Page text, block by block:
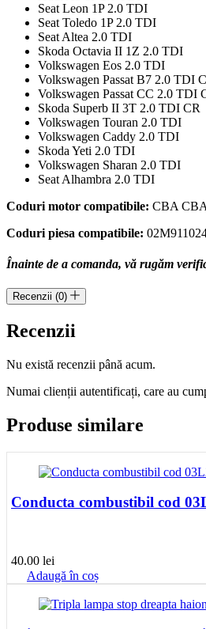
Seat Leon 1P 2.0 TDI
Seat Toledo 1P 2.0 TDI
Seat Altea 2.0 TDI
Skoda Octavia II 1Z 2.0 TDI
Volkswagen Eos 2.0 TDI
Volkswagen Passat B7 2.0 TDI
Volkswagen Passat CC 2.0 TDI
Skoda Superb II 3T 2.0 TDI CR
Volkswagen Touran 2.0 TDI
Volkswagen Caddy 2.0 TDI
Skoda Yeti 2.0 TDI
Volkswagen Sharan 2.0 TDI
Seat Alhambra 2.0 TDI
Coduri motor compatibile: CBA
Coduri piesa compatibile:
Înainte de a comanda, vă rugăm
Recenzii (0)
Recenzii
Nu există recenzii până acum.
Numai clienții autentificați, care au
Produse similare
Conducta combustibil cod
40.00 lei
Adaugă în coș